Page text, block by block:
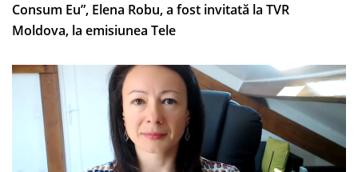
Consum Eu”, Elena Robu, a fost invitată la TVR
Moldova, la emisiunea Tele